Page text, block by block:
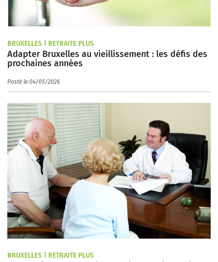
BRUXELLES | RETRAITE PLUS
Adapter Bruxelles au vieillissement : les défis des
prochaines années
Posté le 04/05/2026
BRUXELLES | RETRAITE PLUS